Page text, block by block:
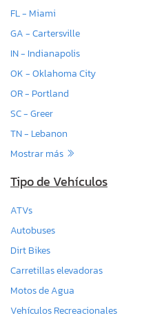
FL - Miami
GA - Cartersville
IN - Indianapolis
OK - Oklahoma City
OR - Portland
SC - Greer
TN - Lebanon
Mostrar más
Tipo de Vehículos
ATVs
Autobuses
Dirt Bikes
Carretillas elevadoras
Motos de Agua
Vehículos Recreacionales